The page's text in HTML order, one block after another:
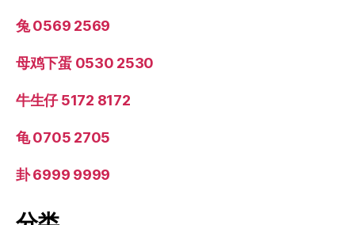
兔 0569 2569
母鸡下蛋 0530 2530
牛生仔 5172 8172
龟 0705 2705
卦 6999 9999